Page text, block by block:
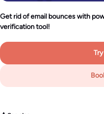
Get rid of email bounces with
verification tool!